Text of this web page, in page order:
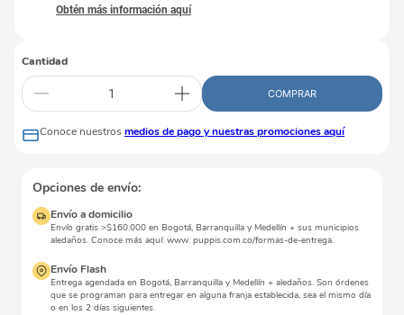
Cantidad
COMPRAR
Conoce nuestros medios de pago y nuestras promociones aquí
Opciones de envío:
Envío a domicilio
Envío gratis >$160.000 en Bogotá, Barranquilla y Medellín + sus municipios
aledaños. Conoce más aquí: www. puppis.com.co/formas-de-entrega.
Envío Flash
Entrega agendada en Bogotá, Barranquilla y Medellín + aledaños. Son órdenes
que se programan para entregar en alguna franja establecida, sea el mismo día
o en los 2 días siguientes.